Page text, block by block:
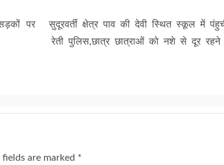
पर
सुदूरवर्ती क्षेत्र पाव की देवी स्थित स्कूल में
रेती पुलिस,छात्र छात्राओं को नशे से दूर रहने
fields are marked *